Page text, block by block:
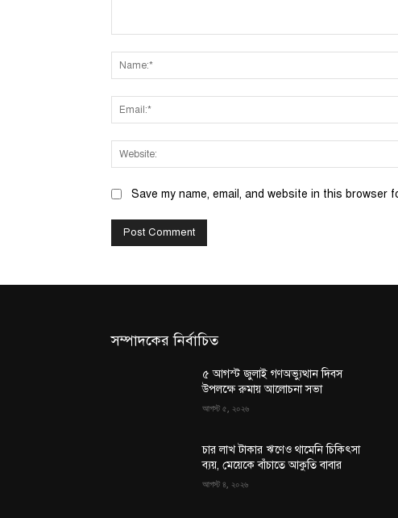
Save my name, email, and website in this browser
সম্পাদকের নির্বাচিত
৫ আগস্ট জুলাই গণঅভ্যুত্থান দিবস
উপলক্ষে রুমায় আলোচনা সভা
আগস্ট ৫, ২০২৬
চার লাখ টাকার ঋণেও থামেনি চিকিৎসা
ব্যয়, মেয়েকে বাঁচাতে আকুতি বাবার
আগস্ট ৪, ২০২৬